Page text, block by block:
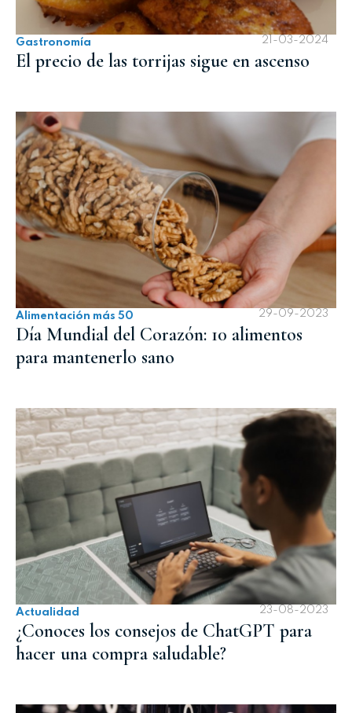
Gastronomía 21-03-2024
El precio de las torrijas sigue en ascenso
Alimentación más 50 29-09-2023
Día Mundial del Corazón: 10 alimentos
para mantenerlo sano
Actualidad 23-08-2023
¿Conoces los consejos de ChatGPT para
hacer una compra saludable?